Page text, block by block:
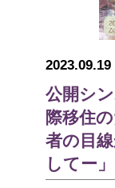
2023.09.19
公開シ
際移住
者の目
してー」